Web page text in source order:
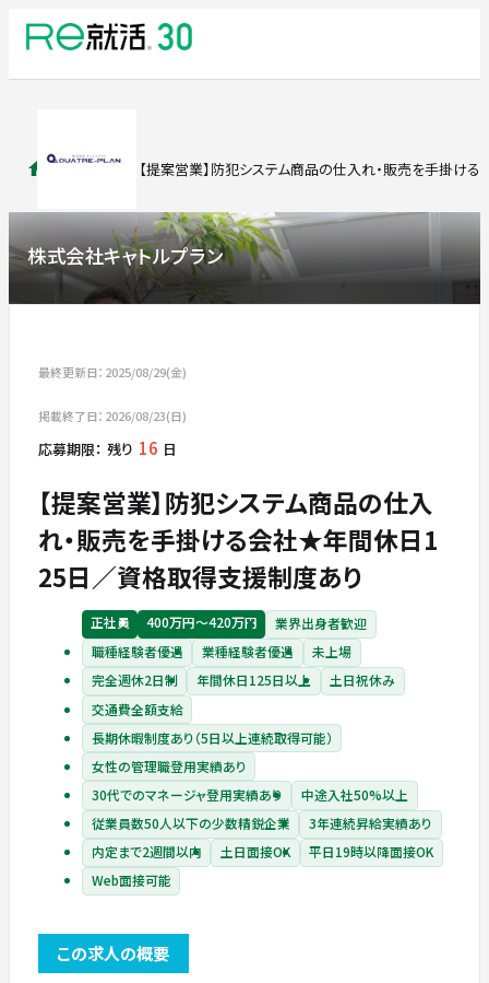
求人検索 【提案営業】防犯システム商品の仕⼊れ‧販売を⼿掛
株式会社キャトルプラン
最終更新日：2025/08/29(金)
掲載終了日：2026/08/23(日)
応募期限： 残り 16 日
【提案営業】防犯システム商品の仕⼊
れ‧販売を⼿掛ける会社★年間休日1
25日／資格取得⽀援制度あり
正社員 400万円〜420万円
業界出身者歓迎
職種経験者優遇
業種経験者優遇
未上場
完全週休2日制
年間休日125日以上
土日祝休み
交通費全額支給
長期休暇制度あり（5日以上連続取得可能）
女性の管理職登用実績あり
30代でのマネージャ登用実績あり
中途入社50%以上
従業員数50人以下の少数精鋭企業
3年連続昇給実績あり
内定まで2週間以内
土日面接OK
平日19時以降面接OK
Web面接可能
この求人の概要